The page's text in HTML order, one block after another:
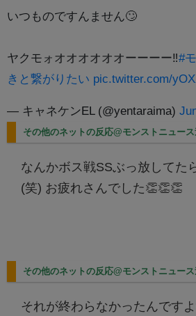
いつものですんません🙄
ヤクモォオオオオオオーーーー‼️#
きと繋がりたい pic.twitter.com/
— キャネケンEL (@yentaraima)
その他のネットの反応@モンストニュース
なんかボス戦SSぶっ放してた
(笑) お疲れさんでした👏👏👏
その他のネットの反応@モンストニュース
それが終わらなかったんです